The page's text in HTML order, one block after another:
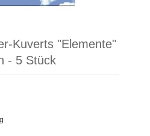
Kuverts "Elemente"
- 5 Stück